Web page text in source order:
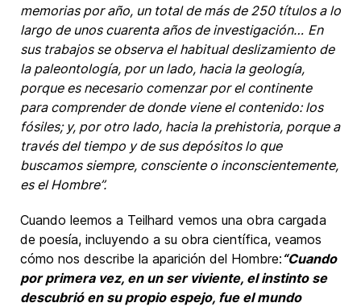
memorias por año, un total de más de 250 títulos a lo
largo de unos cuarenta años de investigación… En
sus trabajos se observa el habitual deslizamiento de
la paleontología, por un lado, hacia la geología,
porque es necesario comenzar por el continente
para comprender de donde viene el contenido: los
fósiles; y, por otro lado, hacia la prehistoria, porque a
través del tiempo y de sus depósitos lo que
buscamos siempre, consciente o inconscientemente,
es el Hombre”.
Cuando leemos a Teilhard vemos una obra cargada
de poesía, incluyendo a su obra científica, veamos
cómo nos describe la aparición del Hombre: “Cuando
por primera vez, en un ser viviente, el instinto se
descubrió en su propio espejo, fue el mundo